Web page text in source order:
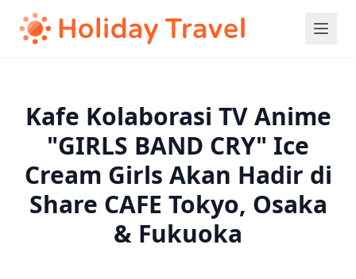
Kafe Kolaborasi TV Anime
"GIRLS BAND CRY" Ice
Cream Girls Akan Hadir di
Share CAFE Tokyo, Osaka
& Fukuoka